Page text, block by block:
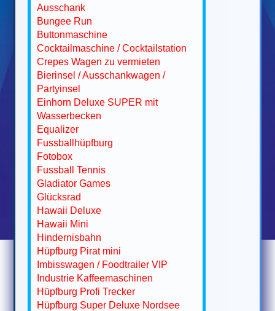
Ausschank
Bungee Run
Buttonmaschine
Cocktailmaschine / Cocktailstation
Crepes Wagen zu vermieten
Bierinsel / Ausschankwagen /
Partyinsel
Einhorn Deluxe SUPER mit
Wasserbecken
Equalizer
Fussballhüpfburg
Fotobox
Fussball Tennis
Gladiator Games
Glücksrad
Hawaii Deluxe
Hawaii Mini
Hindernisbahn
Hüpfburg Pirat mini
Imbisswagen / Foodtrailer VIP
Industrie Kaffeemaschinen
Hüpfburg Profi Trecker
Hüpfburg Super Deluxe Nordsee